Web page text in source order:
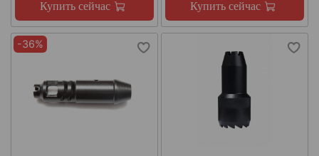
Купить сейчас Купить сейчас
-36%